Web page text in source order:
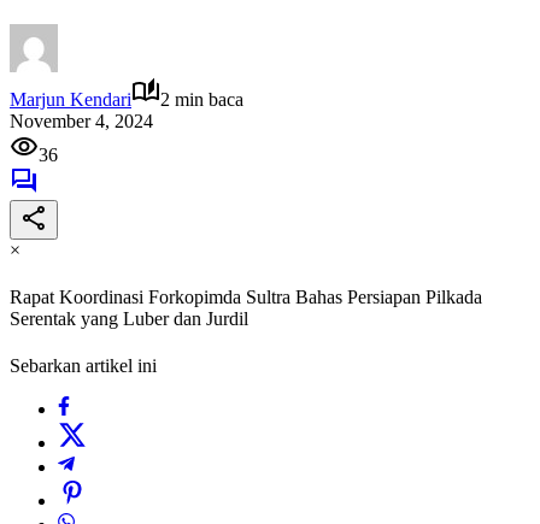
Marjun Kendari
2 min baca
November 4, 2024
36
×
Rapat Koordinasi Forkopimda Sultra Bahas Persiapan Pilkada
Serentak yang Luber dan Jurdil
Sebarkan artikel ini